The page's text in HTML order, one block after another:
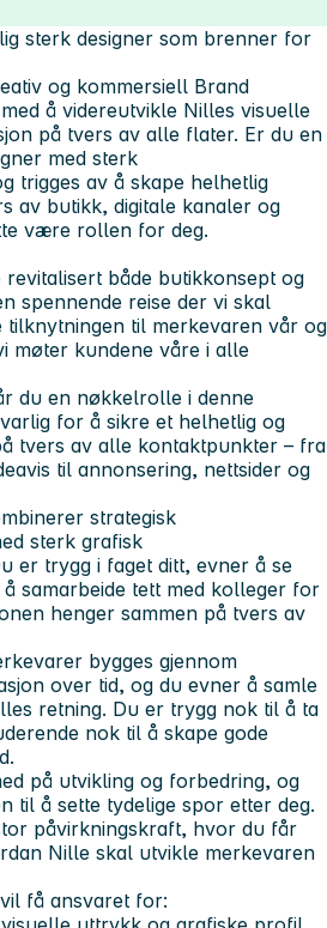
sterk designer som brenner for
og kommersiell Brand
å videreutvikle Nilles visuelle
på tvers av alle flater. Er du en
med sterk
trigges av å skape helhetlig
av butikk, digitale kanaler og
være rollen for deg.
både butikkonsept og
spennende reise der vi skal
tilknytningen til merkevaren vår og
møter kundene våre i alle
du en nøkkelrolle i denne
for å sikre et helhetlig og
tvers av alle kontaktpunkter – fra
til annonsering, nettsider og
strategisk
sterk grafisk
er trygg i faget ditt, evner å se
samarbeide tett med kolleger for
henger sammen på tvers av
bygges gjennom
over tid, og du evner å samle
retning. Du er trygg nok til å ta
nok til å skape gode
på utvikling og forbedring, og
til å sette tydelige spor etter deg.
påvirkningskraft, hvor du får
Nille skal utvikle merkevaren
få ansvaret for: